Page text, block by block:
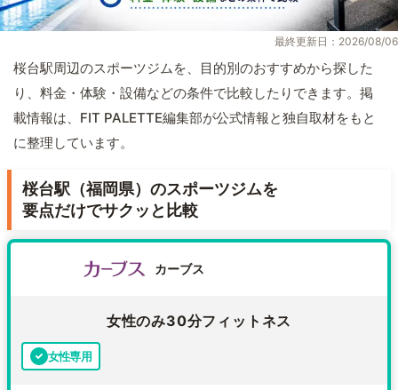
最終更新日：2026/08/06
桜台駅周辺のスポーツジムを、目的別のおすすめから探した
り、料金・体験・設備などの条件で比較したりできます。掲
載情報は、FIT PALETTE編集部が公式情報と独自取材をもと
に整理しています。
桜台駅（福岡県）のスポーツジムを
要点だけでサクッと比較
カーブス
女性のみ30分フィットネス
女性専用